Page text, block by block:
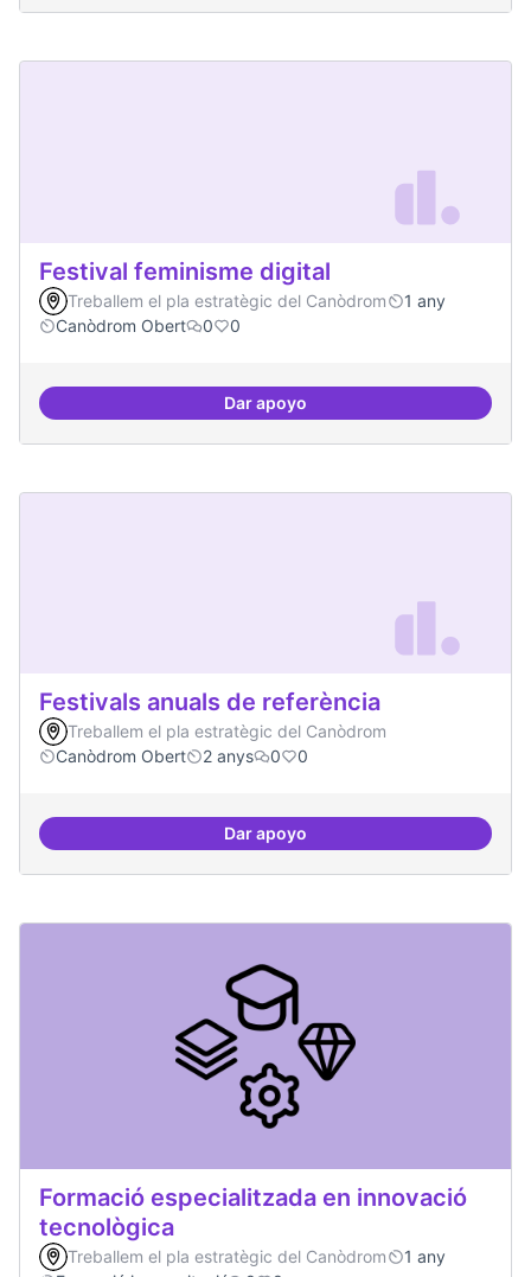
Festival feminisme digital
Treballem el pla estratègic del Canòdrom
1 any
Canòdrom Obert
0 0
Dar apoyoFestival feminisme digital
Festivals anuals de referència
Treballem el pla estratègic del Canòdrom
Canòdrom Obert
2 anys 0 0
Dar apoyoFestivals anuals de referència
Formació especialitzada en innovació
tecnològica
Treballem el pla estratègic del Canòdrom
1 any